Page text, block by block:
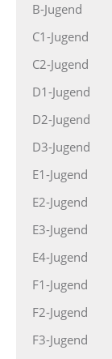
B-Jugend
C1-Jugend
C2-Jugend
D1-Jugend
D2-Jugend
D3-Jugend
E1-Jugend
E2-Jugend
E3-Jugend
E4-Jugend
F1-Jugend
F2-Jugend
F3-Jugend